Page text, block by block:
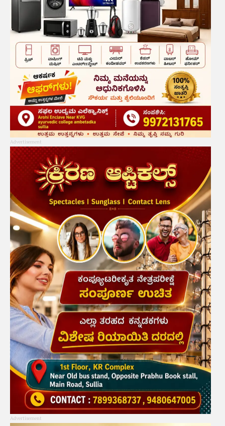
Advertisement
Advertisement